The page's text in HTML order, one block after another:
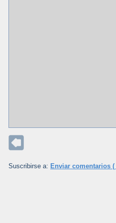
Suscribirse a: Enviar comentarios